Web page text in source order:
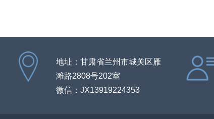
地址：甘肃省兰州市城关区雁
滩路2808号202室
微信：JX13919224353